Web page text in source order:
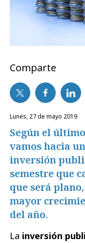
Comparte
lunes, 27 de mayo 2019
Según el
vamos hacia
inversión
semestre que
que será
mayor
del año.
La inversión